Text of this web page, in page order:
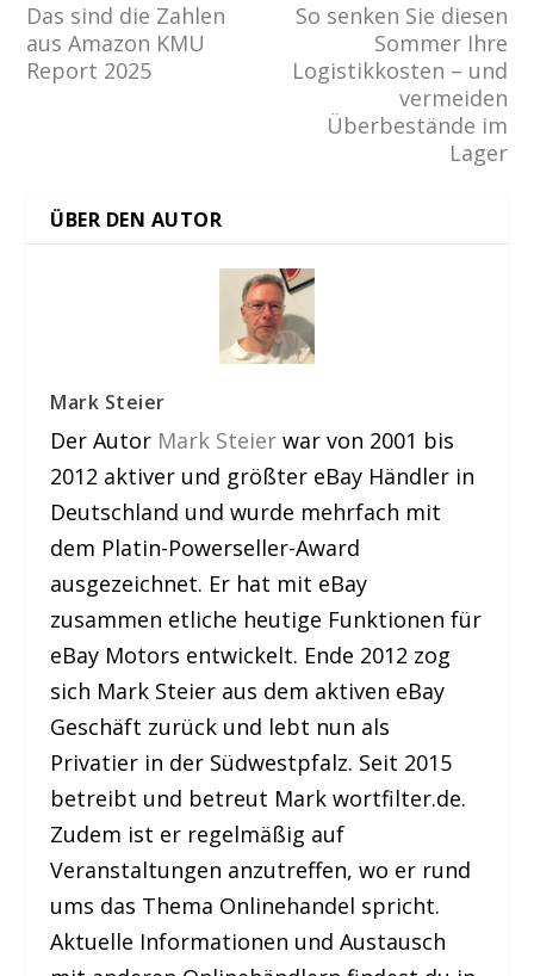
Das sind die Zahlen
aus Amazon KMU
Report 2025
So senken Sie diesen
Sommer Ihre
Logistikkosten – und
vermeiden
Überbestände im
Lager
ÜBER DEN AUTOR
Mark Steier
Der Autor Mark Steier war von 2001 bis
2012 aktiver und größter eBay Händler in
Deutschland und wurde mehrfach mit
dem Platin-Powerseller-Award
ausgezeichnet. Er hat mit eBay
zusammen etliche heutige Funktionen für
eBay Motors entwickelt. Ende 2012 zog
sich Mark Steier aus dem aktiven eBay
Geschäft zurück und lebt nun als
Privatier in der Südwestpfalz. Seit 2015
betreibt und betreut Mark wortfilter.de.
Zudem ist er regelmäßig auf
Veranstaltungen anzutreffen, wo er rund
ums das Thema Onlinehandel spricht.
Aktuelle Informationen und Austausch